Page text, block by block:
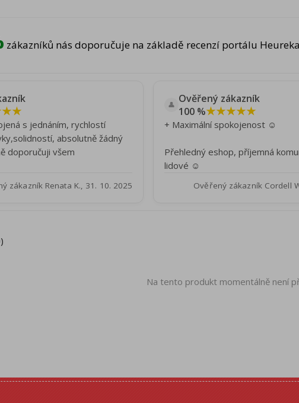
zákazníků nás doporučuje na základě recenzí portálu
s jednáním, rychlostí
absolutně žádný
doporučuji všem
zákazník Renata K., 31. 10. 2025
👤 Ověřený zákazník
100 %★★★★★
+ Maximální spokojenost ☺️
Přehledný eshop, příjemná
lidové ☺️
Ověřený zákazník Cordell
Na tento produkt momentálně není